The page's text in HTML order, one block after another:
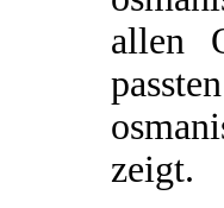
allen
zeigt.